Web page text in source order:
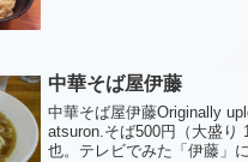
中華そば屋伊藤
中華そば屋伊藤Originally
atsuron.そば500円（大盛り
也。テレビでみた「伊藤」